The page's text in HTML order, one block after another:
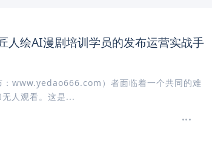
人绘AI漫剧培训学员的发布运营实战手
：www.yedao666.com）者面临着一个共同的难
人观看。这是...